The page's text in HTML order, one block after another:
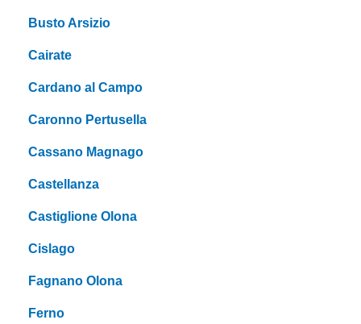
Busto Arsizio
Cairate
Cardano al Campo
Caronno Pertusella
Cassano Magnago
Castellanza
Castiglione Olona
Cislago
Fagnano Olona
Ferno